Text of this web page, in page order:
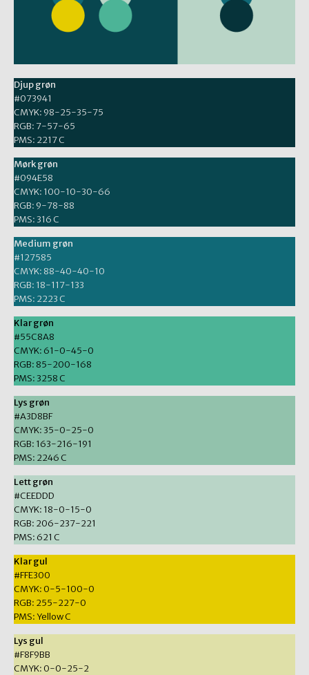
Djup grøn
#073941
CMYK: 98-25-35-75
RGB: 7-57-65
PMS: 2217 C
Mørk grøn
#094E58
CMYK: 100-10-30-66
RGB: 9-78-88
PMS: 316 C
Medium grøn
#127585
CMYK: 88-40-40-10
RGB: 18-117-133
PMS: 2223 C
Klar grøn
#55C8A8
CMYK: 61-0-45-0
RGB: 85-200-168
PMS: 3258 C
Lys grøn
#A3D8BF
CMYK: 35-0-25-0
RGB: 163-216-191
PMS: 2246 C
Lett grøn
#CEEDDD
CMYK: 18-0-15-0
RGB: 206-237-221
PMS: 621 C
Klar gul
#FFE300
CMYK: 0-5-100-0
RGB: 255-227-0
PMS: Yellow C
Lys gul
#F8F9BB
CMYK: 0-0-25-2